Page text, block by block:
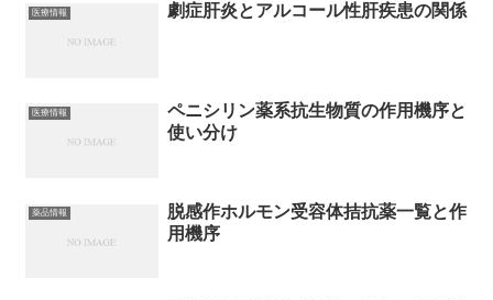
医療情報 劇症肝炎とアルコール性肝疾患の関係
医療情報
ペニシリン薬系抗生物質の作用機序と
使い分け
薬品情報
脱感作ホルモン受容体拮抗薬一覧と作
用機序